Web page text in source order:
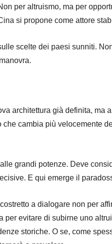
per altruismo, ma per
si propone come attore
scelte dei paesi sunniti.
architettura già definita, ma
cambia più velocemente
grandi potenze. Deve
E qui emerge il
a dialogare non per
per evitare di subirne uno
storiche. O se, come